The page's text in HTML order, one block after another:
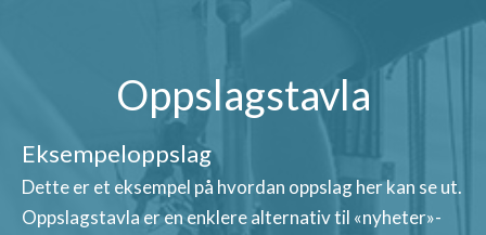
Oppslagstavla
Eksempeloppslag
Dette er et eksempel på hvordan oppslag her kan se ut.
Oppslagstavla er en enklere alternativ til «nyheter»-